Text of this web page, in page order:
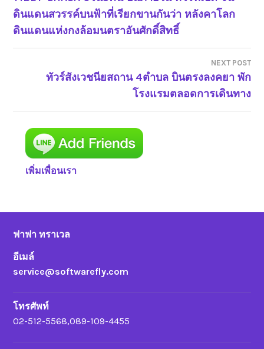
แนะแนว
เรื่อง
ดินแดนสวรรค์บนฟ้าที่เรียกขานกันว่า หลังคาโลก
ดินแดนแห่งกงล้อมนตราอันศักดิ์สิทธิ์
NEXT POST
ทัวร์สังเวชนียสถาน 4ตำบล บินตรงลงคยา พัก
โรงแรมตลอดการเดินทาง
เพิ่มเพื่อนเรา
ฟาฟา ทราเวล
อีเมล์
service@softwarefly.com
โทรศัพท์
02-512-5568,089-109-4455